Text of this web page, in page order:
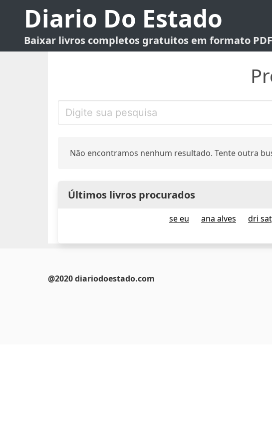
Diario Do Estado
Baixar livros completos gratuitos em formato PDF
Não encontramos nenhum resultado. Tente outra
Últimos livros procurados
se eu ana alves dri
@2020 diariodoestado.com